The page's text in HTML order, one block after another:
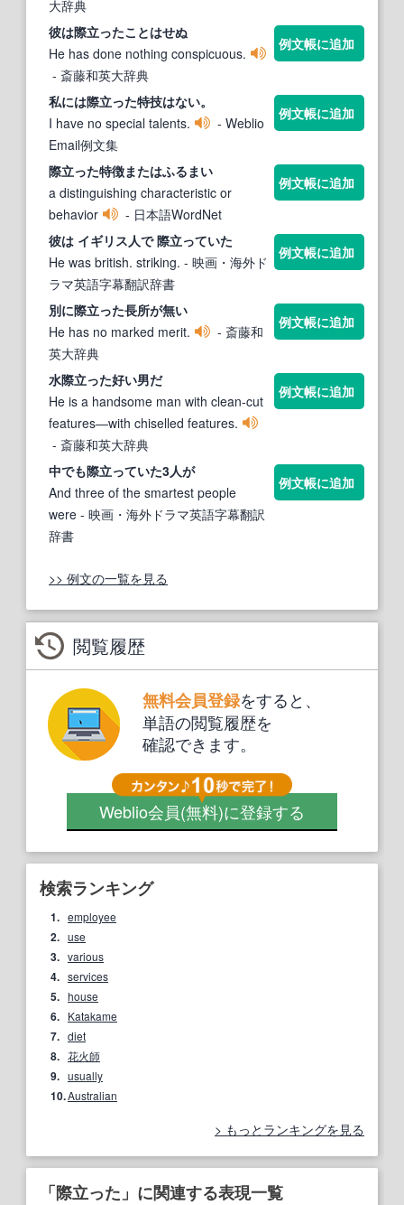
大辞典
彼は際立ったことはせぬ
He has done nothing conspicuous.
- 斎藤和英大辞典
例文帳に追加
私には際立った特技はない。
I have no special talents.
- Weblio
Email例文集
例文帳に追加
際立った特徴またはふるまい
a distinguishing characteristic or
behavior
- 日本語WordNet
例文帳に追加
彼は イギリス人で際立っていた
He was british. striking. - 映画・海外ド
ラマ英語字幕翻訳辞書
例文帳に追加
別に際立った長所が無い
He has no marked merit.
- 斎藤和
英大辞典
例文帳に追加
水際立った好い男だ
He is a handsome man with clean-cut
features―with chiselled features.
- 斎藤和英大辞典
例文帳に追加
中でも際立っていた3人が
And three of the smartest people
were - 映画・海外ドラマ英語字幕翻訳
辞書
例文帳に追加
>> 例文の一覧を見る
閲覧履歴
無料会員登録をすると、
単語の閲覧履歴を
確認できます。
Weblio会員(無料)に登録する
検索ランキング
1. employee
2. use
3. various
4. services
5. house
6. Katakame
7. diet
8. 花火師
9. usually
10.Australian
もっとランキングを見る
「際立った」に関連する表現一覧